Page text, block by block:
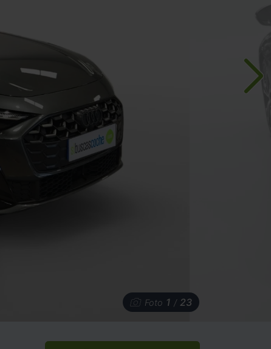
Foto 1 / 23